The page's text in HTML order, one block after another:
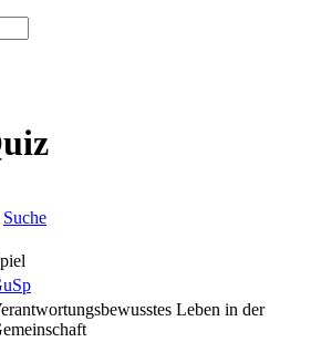
Suche
Leben in der